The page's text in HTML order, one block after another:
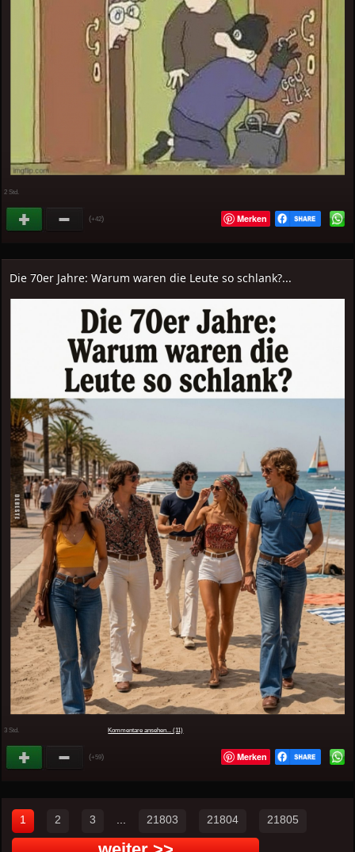
2 Std.
(+42) Merken
Die 70er Jahre: Warum waren die Leute so schlank?...
3 Std. Kommentare ansehen... (11)
(+59) Merken
1 2 3 21803 21804 21805